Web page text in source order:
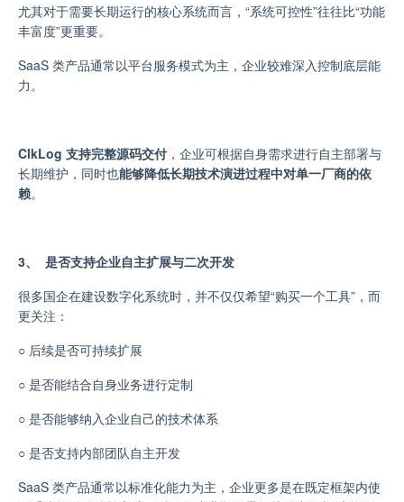
尤其对于需要长期运行的核心系统而言，“系统可控性”往往比“功能
丰富度”更重要。
SaaS 类产品通常以平台服务模式为主，企业较难深入控制底层能
力。
ClkLog 支持完整源码交付 ，企业可根据自身需求进行自主部署与
长期维护，同时也能够降低长期技术演进过程中对单一厂商的依
赖。
3、 是否支持企业自主扩展与二次开发
很多国企在建设数字化系统时，并不仅仅希望“购买一个工具”，而
更关注：
○ 后续是否可持续扩展
○ 是否能结合自身业务进行定制
○ 是否能够纳入企业自己的技术体系
○ 是否支持内部团队自主开发
SaaS 类产品通常以标准化能力为主，企业更多是在既定框架内使